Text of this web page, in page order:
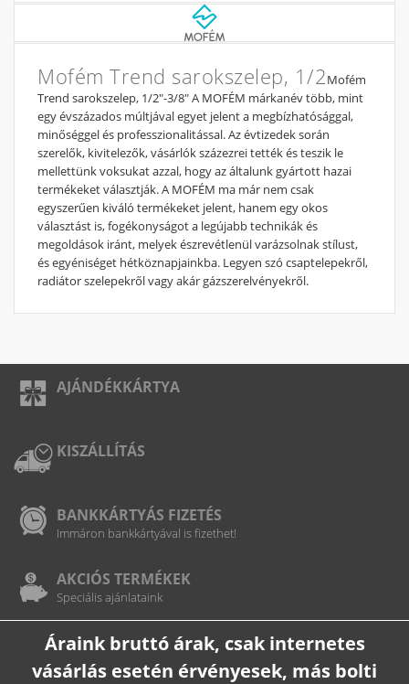
Mofém Trend sarokszelep, 1/2Mofém
Trend sarokszelep, 1/2"-3/8" A MOFÉM márkanév több, mint
egy évszázados múltjával egyet jelent a megbízhatósággal,
minőséggel és professzionalitással. Az évtizedek során
szerelők, kivitelezők, vásárlók százezrei tették és teszik le
mellettünk voksukat azzal, hogy az általunk gyártott hazai
termékeket választják. A MOFÉM ma már nem csak
egyszerűen kiváló termékeket jelent, hanem egy okos
választást is, fogékonyságot a legújabb technikák és
megoldások iránt, melyek észrevétlenül varázsolnak stílust,
és egyéniséget hétköznapjainkba. Legyen szó csaptelepekről,
radiátor szelepekről vagy akár gázszerelvényekről.
AJÁNDÉKKÁRTYA
KISZÁLLÍTÁS
BANKKÁRTYÁS FIZETÉS
Immáron bankkártyával is fizethet!
AKCIÓS TERMÉKEK
Speciális ajánlataink
Áraink bruttó árak, csak internetes
vásárlás esetén érvényesek, más bolti